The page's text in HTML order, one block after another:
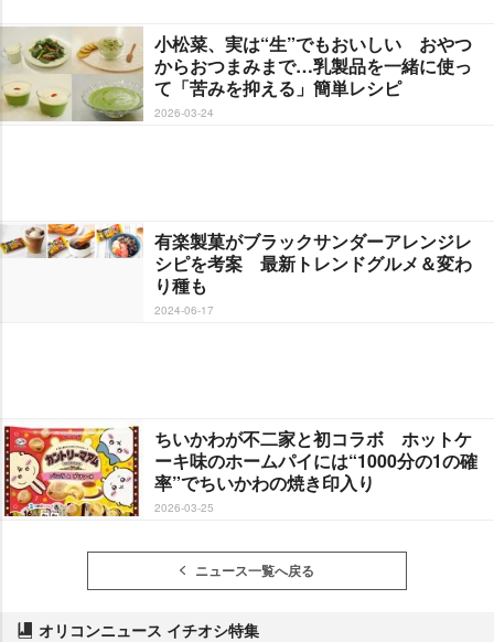
小松菜、実は“生”でもおいしい おやつ
からおつまみまで…乳製品を一緒に使っ
て「苦みを抑える」簡単レシピ
2026-03-24
有楽製菓がブラックサンダーアレンジレ
シピを考案 最新トレンドグルメ＆変わ
り種も
2024-06-17
ちいかわが不二家と初コラボ ホットケ
ーキ味のホームパイには“1000分の1の確
率”でちいかわの焼き印入り
2026-03-25
ニュース一覧へ戻る
オリコンニュース イチオシ特集